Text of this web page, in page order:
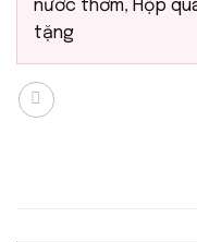
nước thơm, Hộp
tặng